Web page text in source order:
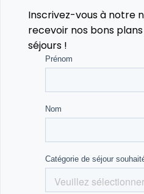
Tous nos moyens
Inscrivez-vous à notre
recevoir nos bons
séjours !